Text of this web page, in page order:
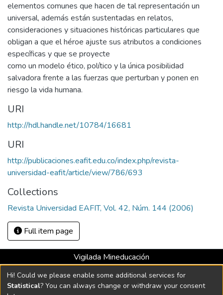
elementos comunes que hacen de tal representación un
universal, además están sustentadas en relatos,
consideraciones y situaciones históricas particulares que
obligan a que el héroe ajuste sus atributos a condiciones
específicas y que se proyecte
como un modelo ético, político y la única posibilidad
salvadora frente a las fuerzas que perturban y ponen en
riesgo la vida humana.
URI
http://hdl.handle.net/10784/16681
URI
http://publicaciones.eafit.edu.co/index.php/revista-
universidad-eafit/article/view/786/693
Collections
Revista Universidad EAFIT, Vol. 42, Núm. 144 (2006)
Full item page
Vigilada Mineducación
Universidad con Acreditación Institucional hasta 2026 -
Resolución MEN 2158 de 2018
Hi! Could we please enable some additional services for
Statistical? You can always change or withdraw your consent